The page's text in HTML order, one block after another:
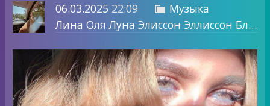
06.03.2025 22:09  Музыка
Лина Оля Луна Элиссон Эллиссон Блог о том, о чем хочу.